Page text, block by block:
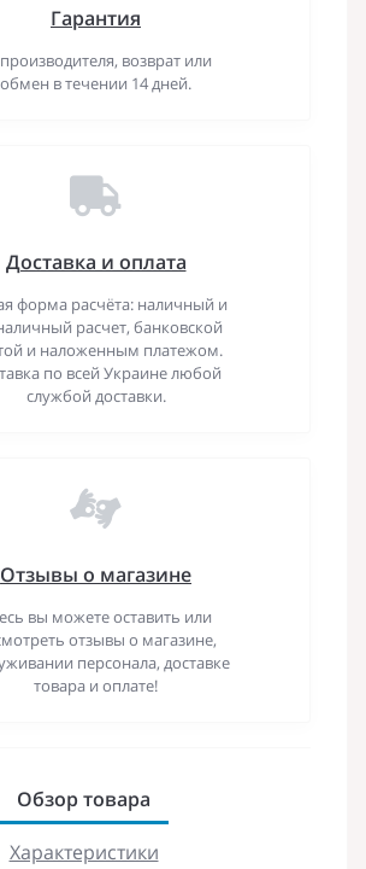
Гарантия
возврат или
обмен в течении 14 дней.
Доставка и оплата
форма расчёта: наличный и
расчет, банковской
и наложенным платежом.
по всей Украине любой
службой доставки.
Отзывы о магазине
вы можете оставить или
отзывы о магазине,
персонала, доставке
товара и оплате!
Обзор товара
Характеристики